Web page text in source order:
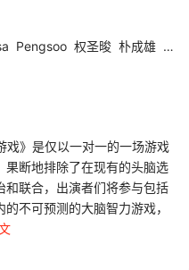
Pengsoo 权圣晙 朴成雄 张
》是仅以一对一的一场游戏
果断地排除了在现有的头脑选
和联合，出演者们将参与包括
不可预测的大脑智力游戏，